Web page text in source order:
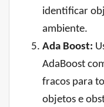
identificar
ambiente.
Ada Boost:
AdaBoost
fracos para
objetos e